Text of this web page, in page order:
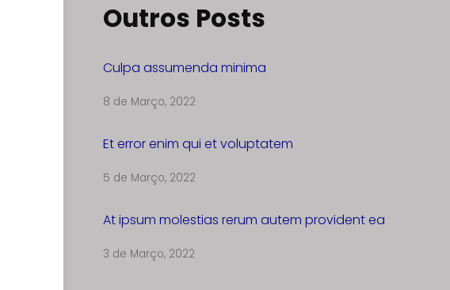
Outros Posts
Culpa assumenda minima
8 de Março, 2022
Et error enim qui et voluptatem
5 de Março, 2022
At ipsum molestias rerum autem provident ea
3 de Março, 2022